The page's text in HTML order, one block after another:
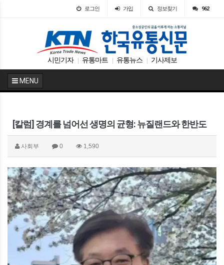
로그인 가입 정보찾기 962
시민기자 유통마트 유통뉴스 기사제보
MENU
[칼럼] 경계를 넘어선 생명의 균형: 뉴질랜드와 한반도
사회부 0 1,590